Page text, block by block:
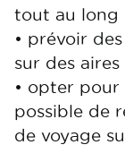
tout au long
• prévoir
sur des
• opter
possible de
de voyage